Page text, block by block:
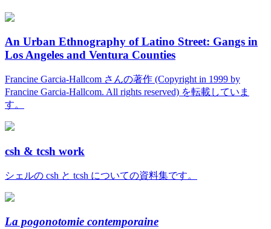
An Urban Ethnography of Latino Street: Gangs in
Los Angeles and Ventura Counties
Francine Garcia-Hallcom さんの著作 (Copyright in 1999 by
Francine Garcia-Hallcom. All rights reserved) を転載していま
す。
csh & tcsh work
シェルの csh と tcsh についての資料集です。
La pogonotomie contemporaine